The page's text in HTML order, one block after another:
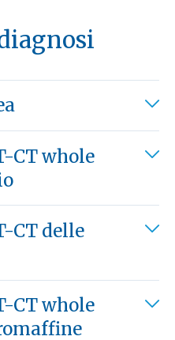
CT whole
CT delle
CT whole